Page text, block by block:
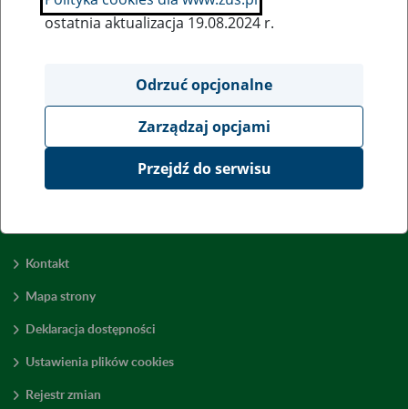
Wyświetl wszystkie
Kontakt
Mapa strony
Deklaracja dostępności
Ustawienia plików cookies
Rejestr zmian
ostatnia aktualizacja 19.08.2024 r.
Odrzuć opcjonalne
Zarządzaj opcjami
Przejdź do serwisu